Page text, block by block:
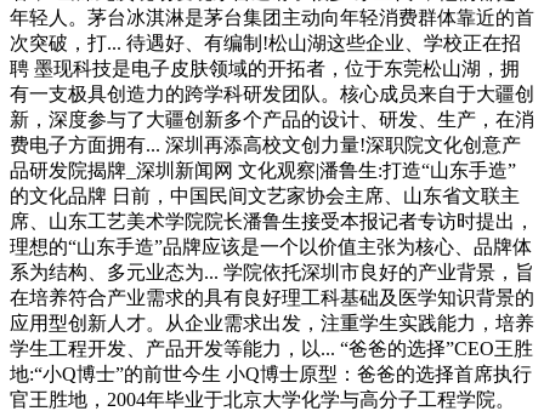
年轻人。茅台冰淇淋是茅台集团主动向年轻消费群体靠近的首
次突破，打... 待遇好、有编制!松山湖这些企业、学校正在招
聘 墨现科技是电子皮肤领域的开拓者，位于东莞松山湖，拥
有一支极具创造力的跨学科研发团队。核心成员来自于大疆创
新，深度参与了大疆创新多个产品的设计、研发、生产，在消
费电子方面拥有... 深圳再添高校文创力量!深职院文化创意产
品研发院揭牌_深圳新闻网 文化观察|潘鲁生:打造“山东手造”
的文化品牌 日前，中国民间文艺家协会主席、山东省文联主
席、山东工艺美术学院院长潘鲁生接受本报记者专访时提出，
理想的“山东手造”品牌应该是一个以价值主张为核心、品牌体
系为结构、多元业态为... 学院依托深圳市良好的产业背景，旨
在培养符合产业需求的具有良好理工科基础及医学知识背景的
应用型创新人才。从企业需求出发，注重学生实践能力，培养
学生工程开发、产品开发等能力，以... “爸爸的选择”CEO王胜
地:“小Q博士”的前世今生 小Q博士原型：爸爸的选择首席执行
官王胜地，2004年毕业于北京大学化学与高分子工程学院。